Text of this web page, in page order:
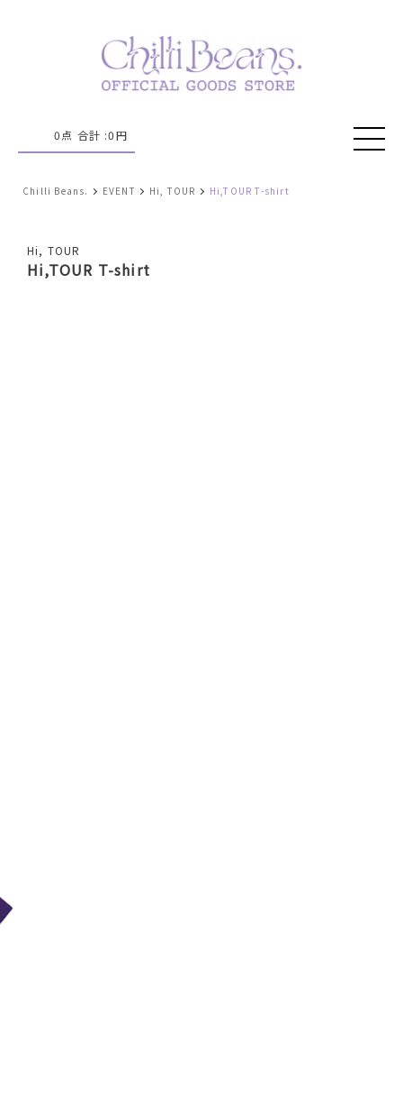
0点 合計 :0円
Chilli Beans. EVENT Hi, TOUR Hi,TOUR T-shirt
Hi, TOUR
Hi,TOUR T-shirt